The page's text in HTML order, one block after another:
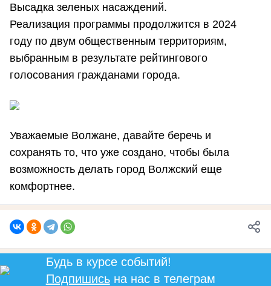
Высадка зеленых насаждений.
Реализация программы продолжится в 2024
году по двум общественным территориям,
выбранным в результате рейтингового
голосования гражданами города.
Уважаемые Волжане, давайте беречь и
сохранять то, что уже создано, чтобы была
возможность делать город Волжский еще
комфортнее.
Будь в курсе событий!
Подпишисьна нас в телеграм